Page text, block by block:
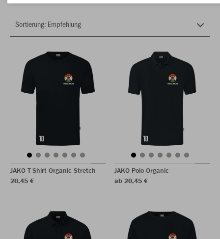
JAKO T-Shirt Organic Stretch
20,45 €
JAKO Polo Organic
ab 20,45 €